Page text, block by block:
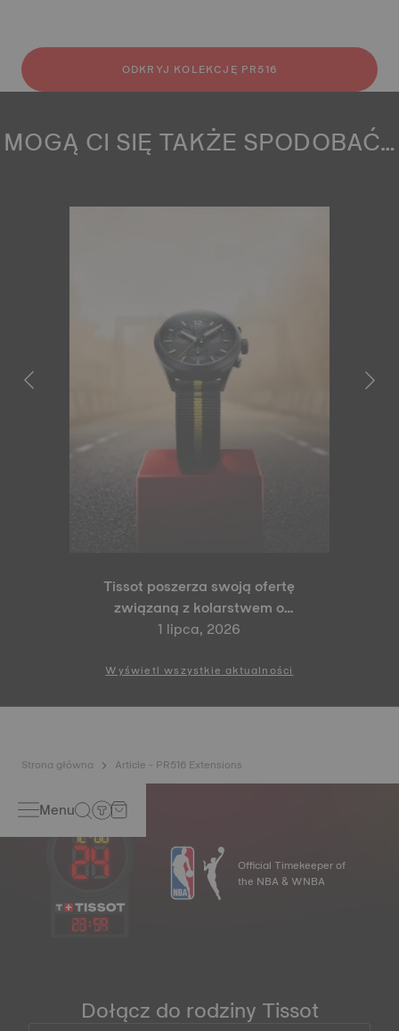
ODKRYJ KOLEKCJĘ PR516
MOGĄ CI SIĘ TAKŻE SPODOBAĆ…
Tissot poszerza swoją ofertę
związaną z kolarstwem o
100 Cycling Edition
1 lipca, 2026
Wyświetl wszystkie aktualności
Strona główna Article - PR516 Extensions
Menu
23:59
Official Timekeeper of
the NBA & WNBA
Dołącz do rodziny Tissot